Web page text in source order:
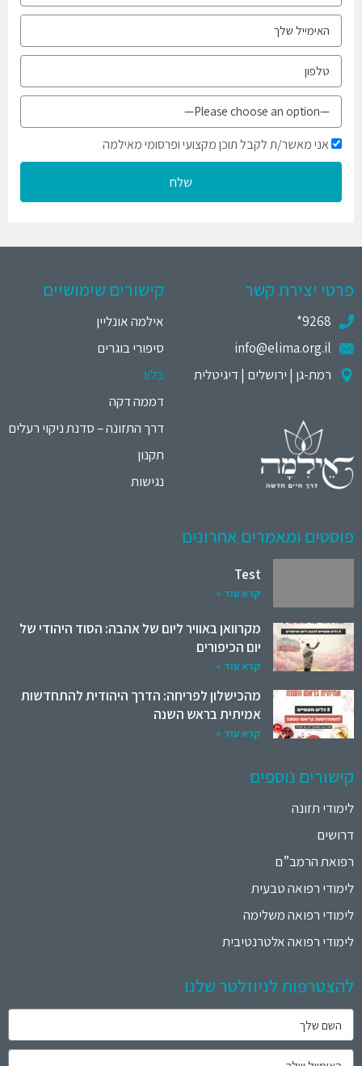
אני מאשר/ת לקבל תוכן מקצועי ופרסומי מאילמה
שלח
פרטי יצירת קשר
9268*
info@elima.org.il
רמת-גן | ירושלים | דיגיטלית
קישורים שימושיים
אילמה אונליין
סיפורי בוגרים
בלוג
דממה דקה
דרך התזונה – סדנת ניקוי רעלים
תקנון
נגישות
פוסטים ומאמרים אחרונים
Test
קרא עוד »
מקרוואן באוויר ליום של אהבה: הסוד היהודי של
יום הכיפורים
קרא עוד »
מהכישלון לפריחה: הדרך היהודית להתחדשות
אמיתית בראש השנה
קרא עוד »
קישורים נוספים
לימודי תזונה
דרושים
רפואת הרמב”ם
לימודי רפואה טבעית
לימודי רפואה משלימה
לימודי רפואה אלטרנטיבית
להצטרפות לניוזלטר שלנו